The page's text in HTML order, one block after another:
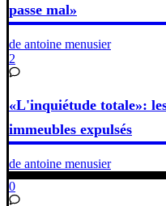
passe mal»
de antoine menusier
2
«L'inquiétude totale»:
immeubles expulsés
de antoine menusier
0